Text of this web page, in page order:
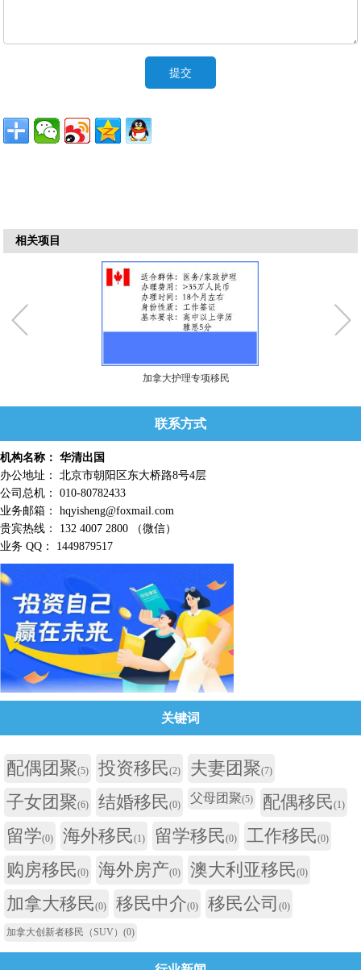
相关项目
加拿大护理专项移民
联系方式
机构名称： 华清出国
办公地址： 北京市朝阳区东大桥路8号4层
公司总机： 010-80782433
业务邮箱： hqyisheng@foxmail.com
贵宾热线： 132 4007 2800 （微信）
业务 QQ： 1449879517
关键词
配偶团聚(5) 投资移民(2) 夫妻团聚(7)
子女团聚(6) 结婚移民(0) 父母团聚(5) 配偶移民(1)
留学(0) 海外移民(1) 留学移民(0) 工作移民(0)
购房移民(0) 海外房产(0) 澳大利亚移民(0)
加拿大移民(0) 移民中介(0) 移民公司 (0)
加拿大创新者移民（SUV） (0)